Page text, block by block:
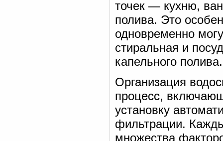
точек — кухню,
полива. Это
одновременно
стиральная и
капельного полива.
Организация
процесс,
установку
фильтрации.
множества